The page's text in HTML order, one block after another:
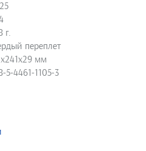
г.
переплет
мм
5-4461-1105-3